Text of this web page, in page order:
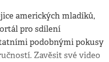
amerických mladíků,
pro sdílení
podobnými pokusy
Zavěsit své video